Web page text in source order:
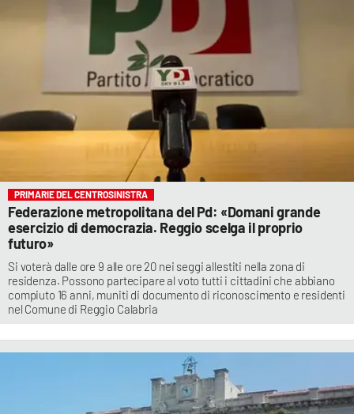
PRIMARIE DEL CENTROSINISTRA
Federazione metropolitana del Pd: «Domani grande
esercizio di democrazia. Reggio scelga il proprio
futuro»
Si voterà dalle ore 9 alle ore 20 nei seggi allestiti nella zona di
residenza. Possono partecipare al voto tutti i cittadini che abbiano
compiuto 16 anni, muniti di documento di riconoscimento e residenti
nel Comune di Reggio Calabria